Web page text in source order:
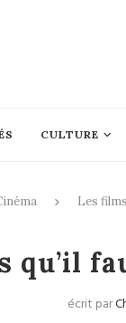
CULTURE
Les
qu’il
écrit par